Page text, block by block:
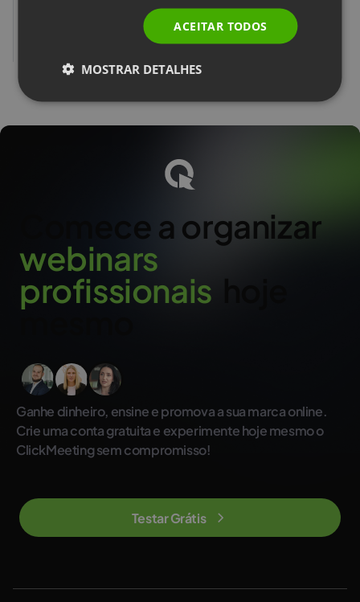
pr@clickmeeting.com
partnership@clickmeeting.com
Comece a organizar
webinars
profissionais
mesmo
Ganhe dinheiro, ensine e promova a sua marca online.
Crie uma conta gratuita e experimente hoje mesmo o
ClickMeeting sem compromisso!
Testar Grátis
RUSSIAN
SPANISH
ACEITAR TODOS
MOSTRAR DETALHES